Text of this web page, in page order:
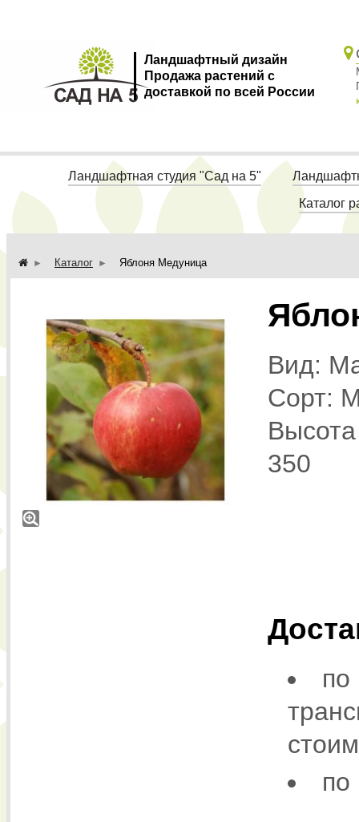
Ландшафтный дизайн
Продажа растений с
доставкой по всей России
Ландшафтная студия "Сад на 5"
Каталог
Каталог Яблоня Медуница
Вид:
Сорт:
350
по
по